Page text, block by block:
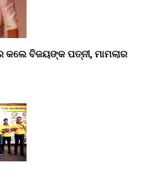
କଲେ ବିଜୟଙ୍କ ପତ୍ନୀ, ମାମଲାର